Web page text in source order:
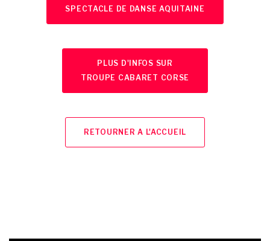
SPECTACLE DE DANSE AQUITAINE
PLUS D'INFOS SUR
TROUPE CABARET CORSE
RETOURNER A L'ACCUEIL